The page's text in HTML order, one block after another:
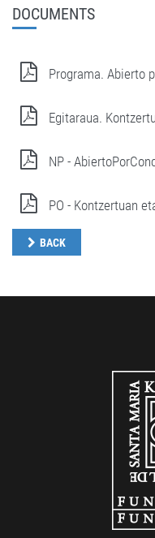
DOCUMENTS
Programa. Abierto
Egitaraua.
NP -
PO - Kontzertuan
BACK